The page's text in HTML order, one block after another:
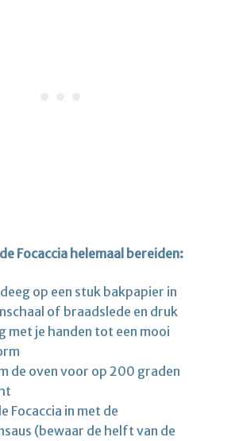
Focaccia helemaal bereiden:
op een stuk bakpapier in
of braadslede en druk
met je handen tot een mooi
de oven voor op 200 graden
Focaccia in met de
(bewaar de helft van de